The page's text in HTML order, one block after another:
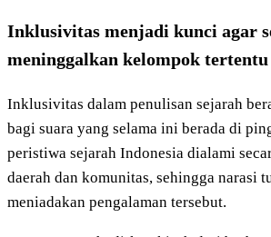
Inklusivitas menjadi kunci agar
meninggalkan kelompok tertentu
Inklusivitas dalam penulisan sejarah
bagi suara yang selama ini berada di
peristiwa sejarah Indonesia dialami
daerah dan komunitas, sehingga narasi
meniadakan pengalaman tersebut.